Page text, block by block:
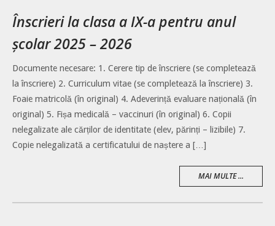
Înscrieri la clasa a IX-a pentru anul
școlar 2025 – 2026
Documente necesare: 1. Cerere tip de înscriere (se completează
la înscriere) 2. Curriculum vitae (se completează la înscriere) 3.
Foaie matricolă (în original) 4. Adeverință evaluare națională (în
original) 5. Fișa medicală – vaccinuri (în original) 6. Copii
nelegalizate ale cărților de identitate (elev, părinți – lizibile) 7.
Copie nelegalizată a certificatului de naștere a […]
MAI MULTE ...